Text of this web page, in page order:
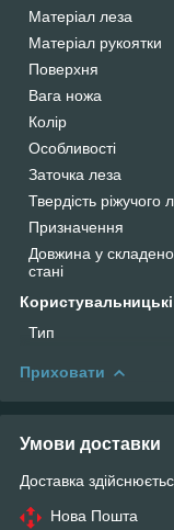
Матеріал леза
Матеріал рукоятки
Поверхня
Вага ножа
Колір
Особливості
Заточка леза
Твердість ріжучого
Призначення
Довжина у
стані
Тип
Приховати
Умови доставки
Доставка
Нова Пошта